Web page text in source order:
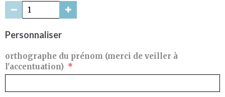
Personnaliser
orthographe du prénom (merci de veiller à
l'accentuation)